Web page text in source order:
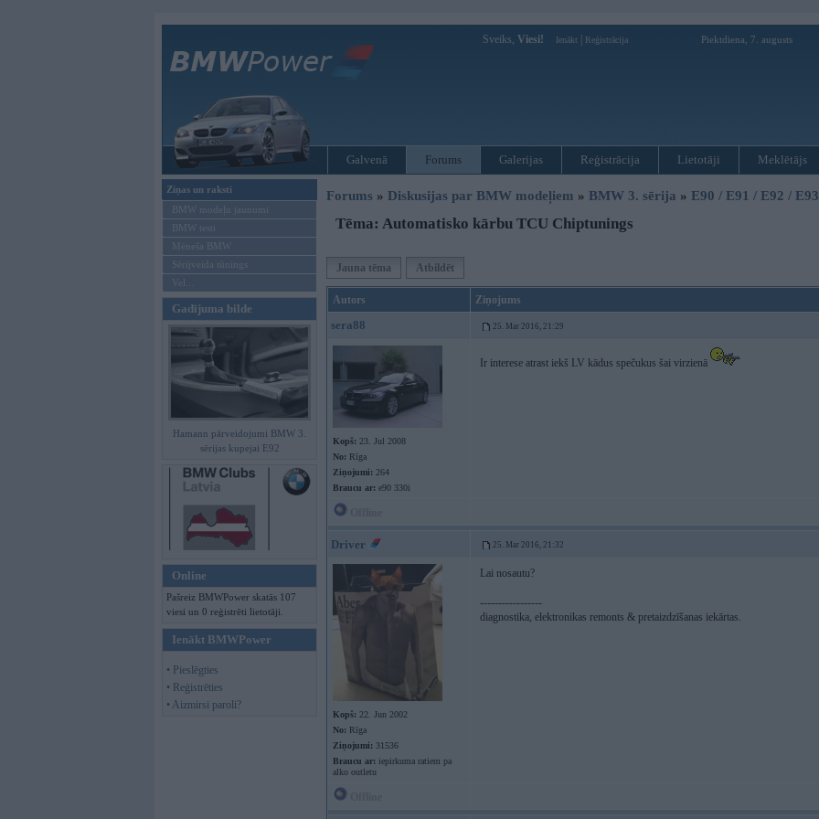
Sveiks, Viesi! Ienākt Reģistrācija Piektdiena, 7. augusts
Galvenā Forums Galerijas Reģistrācija Lietotāji Meklētājs
Ziņas un raksti
BMW modeļu jaunumi
BMW testi
Mēneša BMW
Sērijveida tūnings
Vel...
Gadījuma bilde
Hamann pārveidojumi BMW 3.
sērijas kupejai E92
Online
Pašreiz BMWPower skatās 107
viesi un 0 reģistrēti lietotāji.
Ienākt BMWPower
• Pieslēgties
• Reģistrēties
• Aizmirsi paroli?
Forums » Diskusijas par BMW modeļiem » BMW 3. sērija » E90 / E91 / E92 /
Tēma: Automatisko kārbu TCU Chiptunings
Jauna tēma Atbildēt
Autors Ziņojums
sera88 25. Mar 2016, 21:29
Kopš: 23. Jul 2008
No: Rīga
Ziņojumi: 264
Braucu ar: e90 330i
Ir interese atrast iekš LV kādus spečukus šai virzienā
Driver 25. Mar 2016, 21:32
Kopš: 22. Jun 2002
No: Rīga
Ziņojumi: 31536
Braucu ar: iepirkuma ratiem pa
alko outletu
Lai nosautu?
-----------------
diagnostika, elektronikas remonts & pretaizdzīšanas iekārtas.